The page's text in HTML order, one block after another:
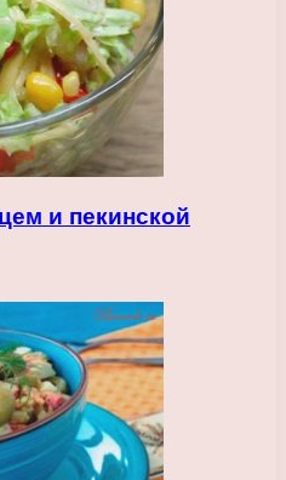
и пекинской